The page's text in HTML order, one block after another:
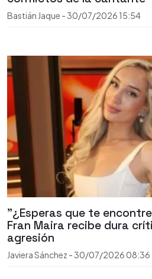
Bastián Jaque -30/07/2026 15:54
"¿Esperas que te
Fran Maira recibe dura
agresión
Javiera Sánchez -30/07/2026 08:36